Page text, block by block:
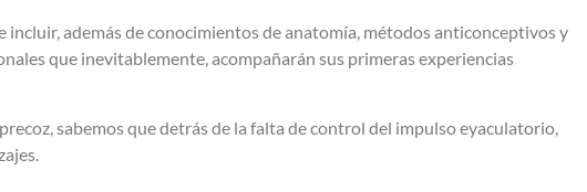
incluir, además de conocimientos de anatomía, métodos anticonceptivos y
que inevitablemente, acompañarán sus primeras experiencias
sabemos que detrás de la falta de control del impulso eyaculatorio,